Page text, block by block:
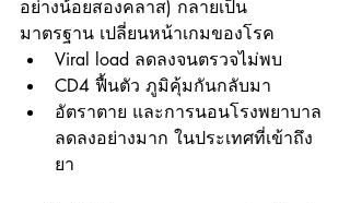
อย่างน้อยสองคลาส) กลายเป็น
มาตรฐาน เปลี่ยนหน้าเกมของโรค
Viral load ลดลงจนตรวจไม่พบ
CD4 ฟื้นตัว ภูมิคุ้มกันกลับมา
อัตราตาย และการนอนโรงพยาบาล
ลดลงอย่างมาก ในประเทศที่เข้าถึง
ยา